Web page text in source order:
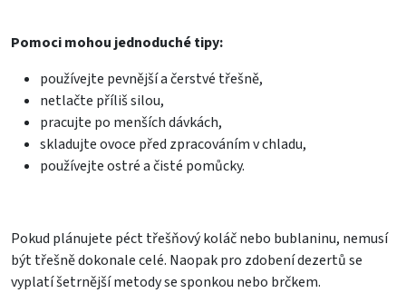
Pomoci mohou jednoduché tipy:
používejte pevnější a čerstvé třešně,
netlačte příliš silou,
pracujte po menších dávkách,
skladujte ovoce před zpracováním v chladu,
používejte ostré a čisté pomůcky.
Pokud plánujete péct třešňový koláč nebo bublaninu, nemusí
být třešně dokonale celé. Naopak pro zdobení dezertů se
vyplatí šetrnější metody se sponkou nebo brčkem.